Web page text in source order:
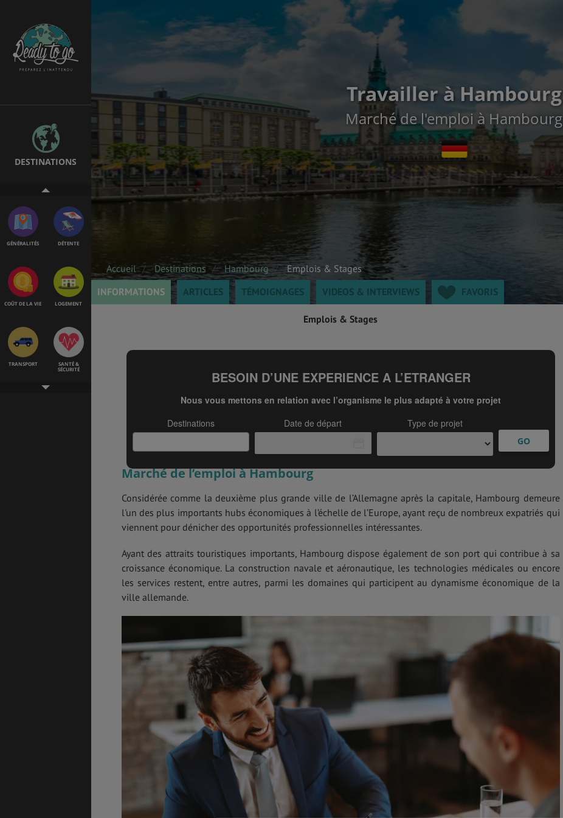
DESTINATIONS
ÉTUDES
EMPLOIS &
STAGES
GÉNÉRALITÉS DÉTENTE
COÛT DE LA VIE LOGEMENT
TRANSPORT
SANTÉ &
SÉCURITÉ
Travailler à Hambourg
Marché de l'emploi à Hambourg
Accueil Destinations Hambourg
Emplois & Stages
INFORMATIONS
ARTICLES TÉMOIGNAGES VIDEOS & INTERVIEWS FAVORIS
Emplois & Stages
Marché de l’emploi à Hambourg
Considérée comme la deuxième plus grande ville de l’Allemagne après la capitale, Hambourg demeure
l'un des plus importants hubs économiques à l’échelle de l’Europe, ayant reçu de nombreux expatriés qui
viennent pour dénicher des opportunités professionnelles intéressantes.
Ayant des attraits touristiques importants, Hambourg dispose également de son port qui contribue à sa
croissance économique. La construction navale et aéronautique, les technologies médicales ou encore
les services restent, entre autres, parmi les domaines qui participent au dynamisme économique de la
ville allemande.